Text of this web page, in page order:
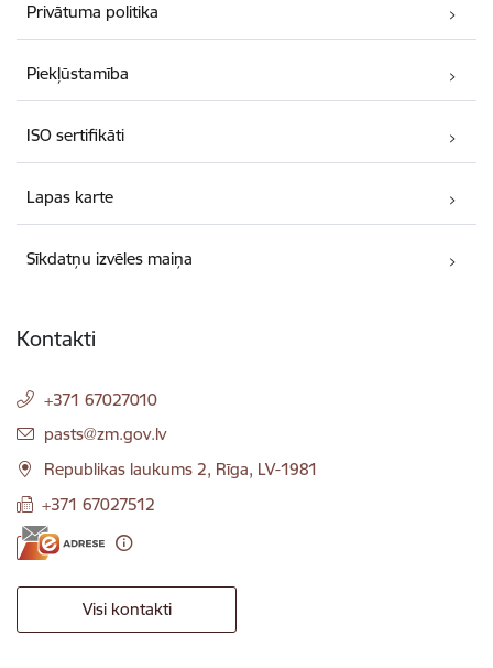
Privātuma politika
Piekļūstamība
ISO sertifikāti
Lapas karte
Sīkdatņu izvēles maiņa
Kontakti
+371 67027010
E-pasts:
pasts@zm.gov.lv
Republikas laukums 2, Rīga, LV-1981
+371 67027512
Visi kontakti